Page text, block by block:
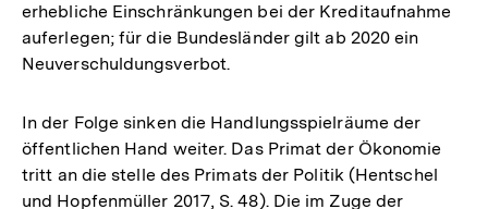
erhebliche Einschränkungen bei der Kreditaufnahme
auferlegen; für die Bundesländer gilt ab 2020 ein
Neuverschuldungsverbot.
In der Folge sinken die Handlungsspielräume der
öffentlichen Hand weiter. Das Primat der Ökonomie
tritt an die stelle des Primats der Politik (Hentschel
und Hopfenmüller 2017, S. 48). Die im Zuge der